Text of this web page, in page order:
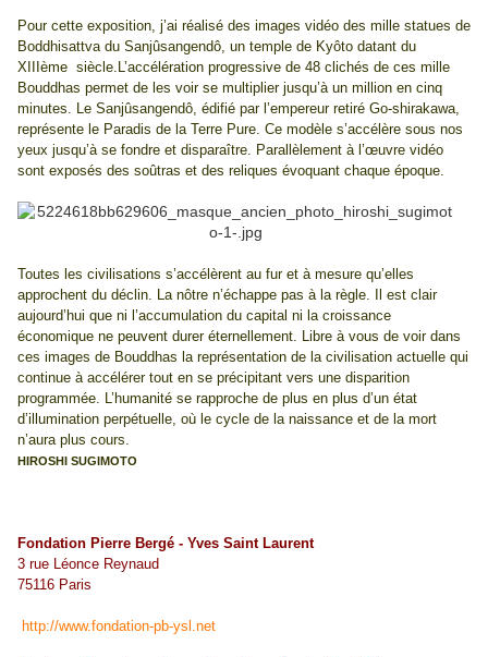
Pour cette exposition, j’ai réalisé des images vidéo des mille statues de
Boddhisattva du Sanjûsangendô, un temple de Kyôto datant du
XIIIème siècle.L’accélération progressive de 48 clichés de ces mille
Bouddhas permet de les voir se multiplier jusqu’à un million en cinq
minutes. Le Sanjûsangendô, édifié par l’empereur retiré Go-shirakawa,
représente le Paradis de la Terre Pure. Ce modèle s’accélère sous nos
yeux jusqu’à se fondre et disparaître. Parallèlement à l’œuvre vidéo
sont exposés des soûtras et des reliques évoquant chaque époque.
Toutes les civilisations s’accélèrent au fur et à mesure qu’elles
approchent du déclin. La nôtre n’échappe pas à la règle. Il est clair
aujourd’hui que ni l’accumulation du capital ni la croissance
économique ne peuvent durer éternellement. Libre à vous de voir dans
ces images de Bouddhas la représentation de la civilisation actuelle qui
continue à accélérer tout en se précipitant vers une disparition
programmée. L’humanité se rapproche de plus en plus d’un état
d’illumination perpétuelle, où le cycle de la naissance et de la mort
n’aura plus cours.
HIROSHI SUGIMOTO
Fondation Pierre Bergé - Yves Saint Laurent
3 rue Léonce Reynaud
75116 Paris
http://www.fondation-pb-ysl.net